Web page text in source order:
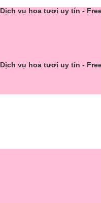
Dịch vụ hoa tươi uy tín -
Dịch vụ hoa tươi uy tín -